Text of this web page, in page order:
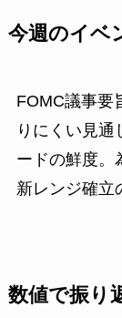
今週のイベ
FOMC議事要
りにくい見
ードの鮮度。
新レンジ確立
数値で振り